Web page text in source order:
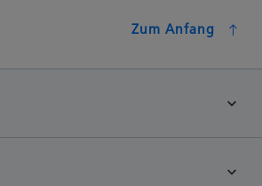
Zum Anfang